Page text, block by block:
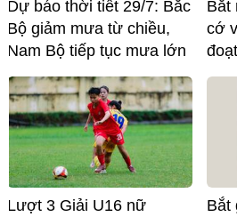
Dự báo thời tiết 29/7: Bắc
Bộ giảm mưa từ chiều,
Nam Bộ tiếp tục mưa lớn
Bắt
cớ
Lượt 3 Giải U16 nữ
Bắt